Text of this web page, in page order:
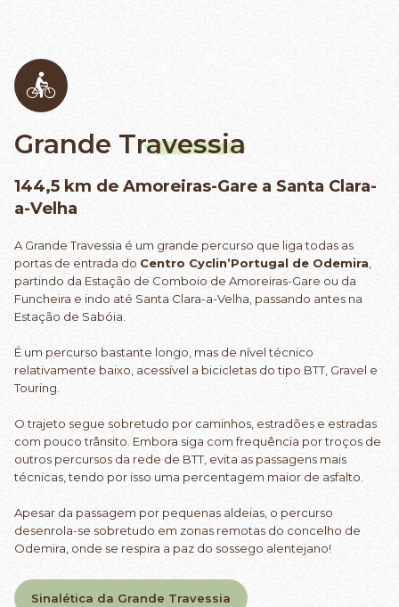
Grande Travessia
144,5 km de Amoreiras-Gare a Santa Clara-
a-Velha
A Grande Travessia é um grande percurso que liga todas as
portas de entrada do Centro Cyclin’Portugal de Odemira
partindo da Estação de Comboio de Amoreiras-Gare ou da
Funcheira e indo até Santa Clara-a-Velha, passando antes na
Estação de Sabóia.
É um percurso bastante longo, mas de nível técnico
relativamente baixo, acessível a bicicletas do tipo BTT, Gravel e
Touring.
O trajeto segue sobretudo por caminhos, estradões e estradas
com pouco trânsito. Embora siga com frequência por troços de
outros percursos da rede de BTT, evita as passagens mais
técnicas, tendo por isso uma percentagem maior de asfalto.
Apesar da passagem por pequenas aldeias, o percurso
desenrola-se sobretudo em zonas remotas do concelho de
Odemira, onde se respira a paz do sossego alentejano!
Sinalética da Grande Travessia